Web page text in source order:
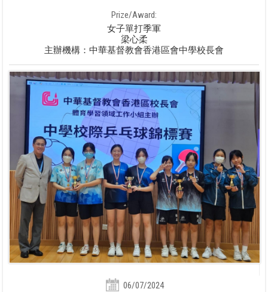
Prize/Award:
女子單打季軍
梁心柔
主辦機構：中華基督教會香港區會中學校長會
06/07/2024